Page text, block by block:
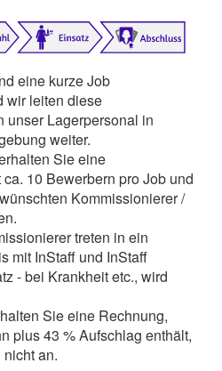
eine kurze Job
wir leiten diese
unser Lagerpersonal in
weiter.
Sie eine
10 Bewerbern pro Job und
Kommissionierer /
treten in ein
mit InStaff und InStaff
- bei Krankheit etc., wird
Sie eine Rechnung,
plus 43 % Aufschlag enthält,
an.